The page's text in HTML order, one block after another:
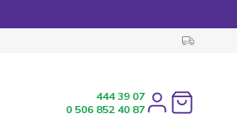
444 39 07
0 506 852 40 87
Favorilerim